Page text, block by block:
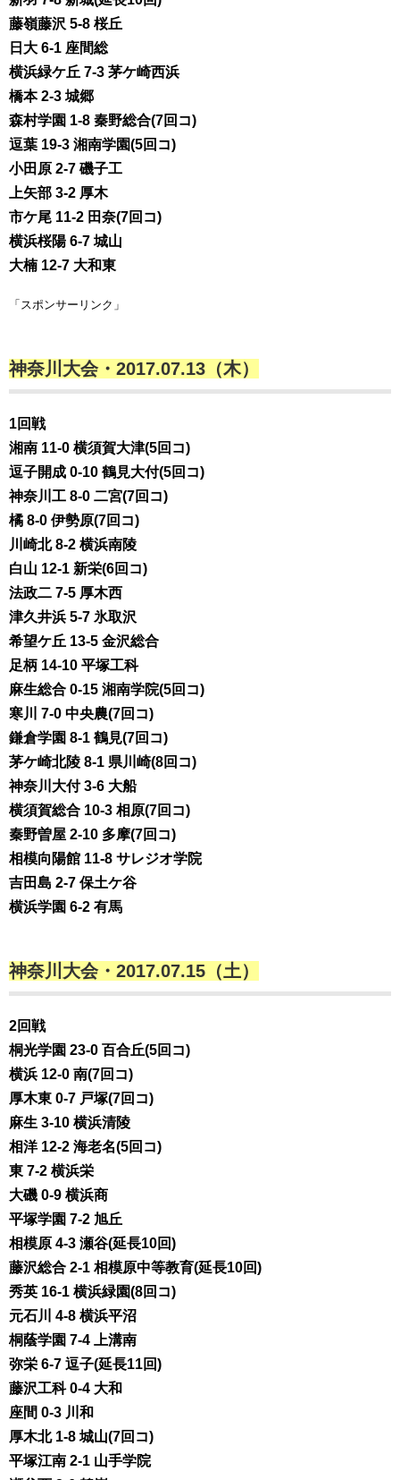
藤嶺藤沢 5-8 桜丘
日大 6-1 座間総
横浜緑ケ丘 7-3 茅ケ崎西浜
橋本 2-3 城郷
森村学園 1-8 秦野総合(7回コ)
逗葉 19-3 湘南学園(5回コ)
小田原 2-7 磯子工
上矢部 3-2 厚木
市ケ尾 11-2 田奈(7回コ)
横浜桜陽 6-7 城山
大楠 12-7 大和東
「スポンサーリンク」
神奈川大会・2017.07.13（木）
1回戦
湘南 11-0 横須賀大津(5回コ)
逗子開成 0-10 鶴見大付(5回コ)
神奈川工 8-0 二宮(7回コ)
橘 8-0 伊勢原(7回コ)
川崎北 8-2 横浜南陵
白山 12-1 新栄(6回コ)
法政二 7-5 厚木西
津久井浜 5-7 氷取沢
希望ケ丘 13-5 金沢総合
足柄 14-10 平塚工科
麻生総合 0-15 湘南学院(5回コ)
寒川 7-0 中央農(7回コ)
鎌倉学園 8-1 鶴見(7回コ)
茅ケ崎北陵 8-1 県川崎(8回コ)
神奈川大付 3-6 大船
横須賀総合 10-3 相原(7回コ)
秦野曽屋 2-10 多摩(7回コ)
相模向陽館 11-8 サレジオ学院
吉田島 2-7 保土ケ谷
横浜学園 6-2 有馬
神奈川大会・2017.07.15（土）
2回戦
桐光学園 23-0 百合丘(5回コ)
横浜 12-0 南(7回コ)
厚木東 0-7 戸塚(7回コ)
麻生 3-10 横浜清陵
相洋 12-2 海老名(5回コ)
東 7-2 横浜栄
大磯 0-9 横浜商
平塚学園 7-2 旭丘
相模原 4-3 瀬谷(延長10回)
藤沢総合 2-1 相模原中等教育(延長10回)
秀英 16-1 横浜緑園(8回コ)
元石川 4-8 横浜平沼
桐蔭学園 7-4 上溝南
弥栄 6-7 逗子(延長11回)
藤沢工科 0-4 大和
座間 0-3 川和
厚木北 1-8 城山(7回コ)
平塚江南 2-1 山手学院